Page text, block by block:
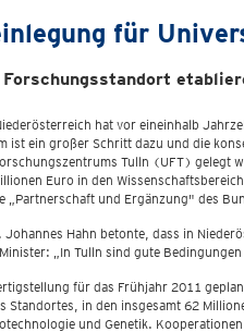
für
hat vor eineinhalb
ist ein großer Schritt dazu und die
Tulln (UFT) gelegt
Euro in den
„Partnerschaft und Ergänzung" des
Johannes Hahn betonte, dass in
„In Tulln sind gute
für das Frühjahr 2011
Standortes, in den insgesamt 62
und Genetik.